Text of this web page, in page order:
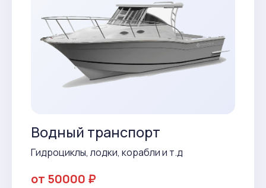
Водный транспорт
Гидроциклы, лодки, корабли и т.д
от 50000 ₽